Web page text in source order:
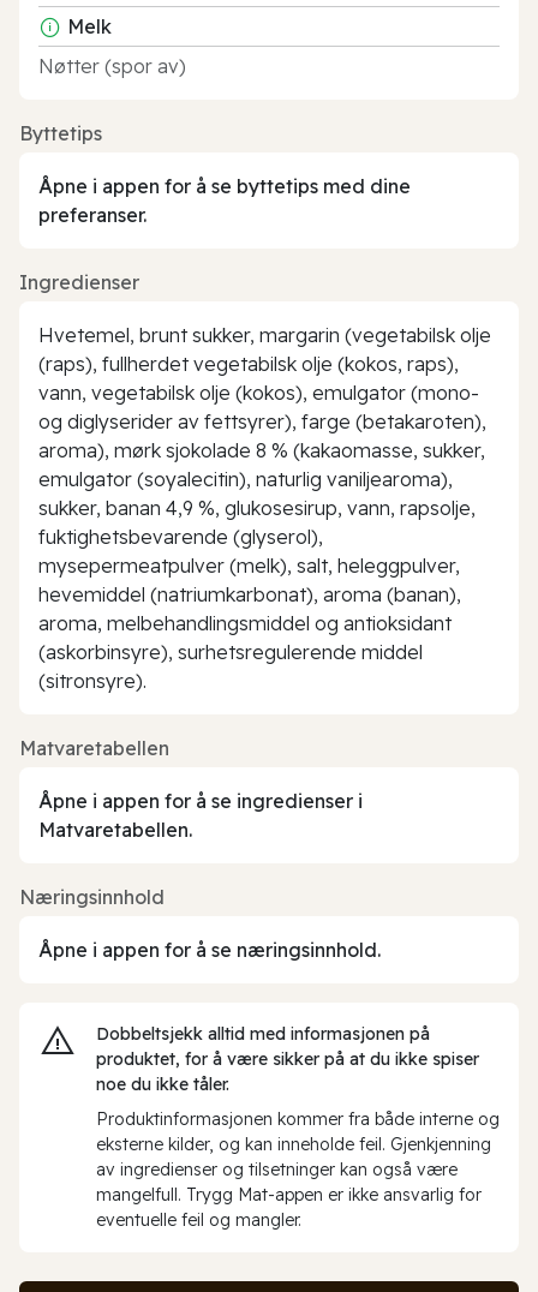
Melk
Nøtter (spor av)
Byttetips
Åpne i appen for å se byttetips med dine
preferanser.
Ingredienser
Hvetemel, brunt sukker, margarin (vegetabilsk olje
(raps), fullherdet vegetabilsk olje (kokos, raps),
vann, vegetabilsk olje (kokos), emulgator (mono-
og diglyserider av fettsyrer), farge (betakaroten),
aroma), mørk sjokolade 8 % (kakaomasse, sukker,
emulgator (soyalecitin), naturlig vaniljearoma),
sukker, banan 4,9 %, glukosesirup, vann, rapsolje,
fuktighetsbevarende (glyserol),
mysepermeatpulver (melk), salt, heleggpulver,
hevemiddel (natriumkarbonat), aroma (banan),
aroma, melbehandlingsmiddel og antioksidant
(askorbinsyre), surhetsregulerende middel
(sitronsyre).
Matvaretabellen
Åpne i appen for å se ingredienser i
Matvaretabellen.
Næringsinnhold
Åpne i appen for å se næringsinnhold.
Dobbeltsjekk alltid med informasjonen på
produktet, for å være sikker på at du ikke spiser
noe du ikke tåler.
Produktinformasjonen kommer fra både interne og
eksterne kilder, og kan inneholde feil. Gjenkjenning
av ingredienser og tilsetninger kan også være
mangelfull. Trygg Mat-appen er ikke ansvarlig for
eventuelle feil og mangler.